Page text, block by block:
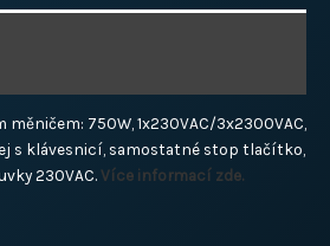
750W, 1x230VAC/3x2300VAC,
s klávesnicí, samostatné stop tlačítko,
230VAC. Více informací zde.